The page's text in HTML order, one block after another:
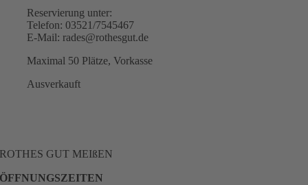
Reservierung unter:
Telefon: 03521/7545467
E-Mail: rades@rothesgut.de
Maximal 50 Plätze, Vorkasse
Ausverkauft
ROTHES GUT MEIßEN
ÖFFNUNGSZEITEN